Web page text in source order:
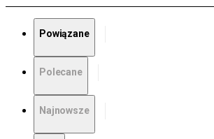
Powiązane
Polecane
Najnowsze